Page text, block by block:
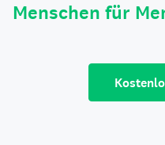
Menschen für